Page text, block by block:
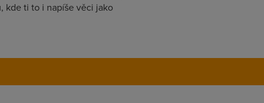
kde ti to i napíše věci jako